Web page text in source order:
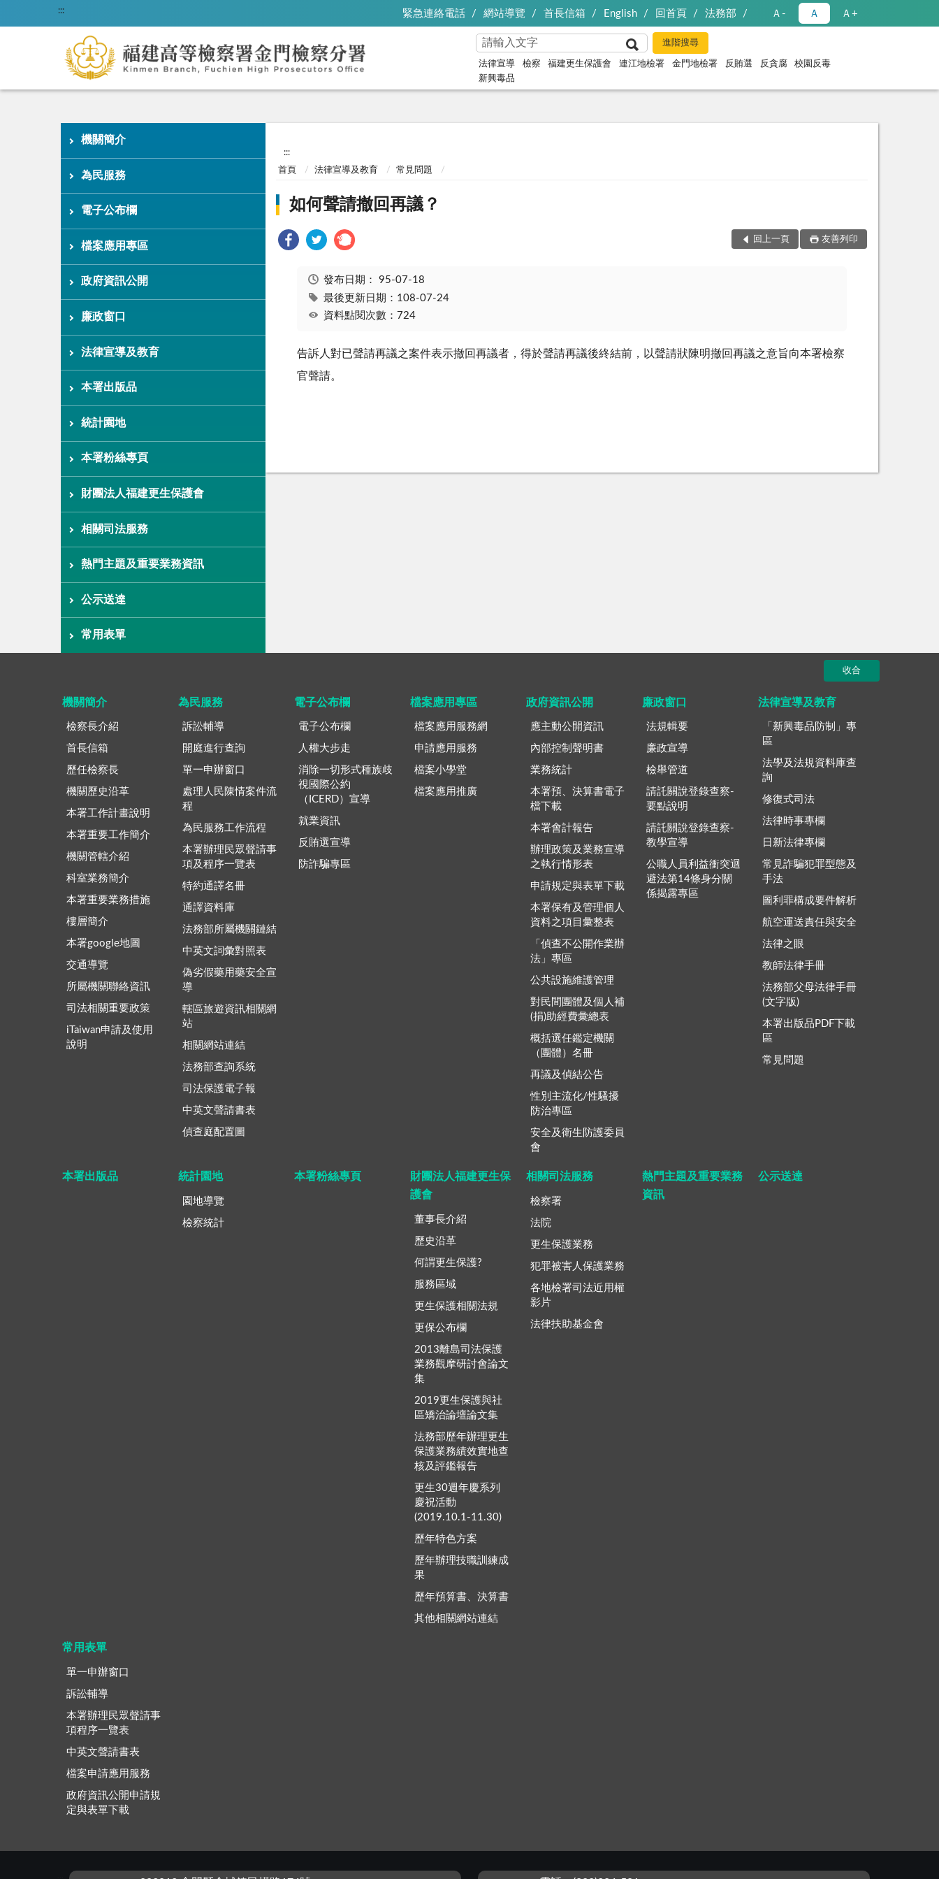
::: 緊急連絡電話 網站導覽 首長信箱 English 回首頁 法務部 Ａ- Ａ Ａ+
法律宣導 檢察 福建更生保護會 連江地檢署 金門地檢署 反賄選 反貪腐
校園反毒
新興毒品
機關簡介
為民服務
電子公布欄
檔案應用專區
政府資訊公開
廉政窗口
法律宣導及教育
本署出版品
統計園地
本署粉絲專頁
財團法人福建更生保護會
相關司法服務
熱門主題及重要業務資訊
公示送達
常用表單
:::
首頁 法律宣導及教育 常見問題
如何聲請撤回再議？
回上一頁 友善列印
發布日期： 95-07-18
最後更新日期：108-07-24
資料點閱次數：724
告訴人對已聲請再議之案件表示撤回再議者，得於聲請再議後終結前，以聲請狀陳明撤回再議之意旨向本署檢察
官聲請。
收合
機關簡介
檢察長介紹
首長信箱
歷任檢察長
機關歷史沿革
本署工作計畫說明
本署重要工作簡介
機關管轄介紹
科室業務簡介
本署重要業務措施
樓層簡介
本署google地圖
交通導覽
所屬機關聯絡資訊
司法相關重要政策
iTaiwan申請及使用
說明
為民服務
訴訟輔導
開庭進行查詢
單一申辦窗口
處理人民陳情案件流
程
為民服務工作流程
本署辦理民眾聲請事
項及程序一覽表
特約通譯名冊
通譯資料庫
法務部所屬機關鏈結
中英文詞彙對照表
偽劣假藥用藥安全宣
導
轄區旅遊資訊相關網
站
相關網站連結
法務部查詢系統
司法保護電子報
中英文聲請書表
偵查庭配置圖
電子公布欄
電子公布欄
人權大步走
消除一切形式種族歧
視國際公約
（ICERD）宣導
就業資訊
反賄選宣導
防詐騙專區
檔案應用專區
檔案應用服務網
申請應用服務
檔案小學堂
檔案應用推廣
政府資訊公開
應主動公開資訊
內部控制聲明書
業務統計
本署預、決算書電子
檔下載
本署會計報告
辦理政策及業務宣導
之執行情形表
申請規定與表單下載
本署保有及管理個人
資料之項目彙整表
「偵查不公開作業辦
法」專區
公共設施維護管理
對民間團體及個人補
(捐)助經費彙總表
概括選任鑑定機關
（團體）名冊
再議及偵結公告
性別主流化/性騷擾
防治專區
安全及衛生防護委員
會
廉政窗口
法規輯要
廉政宣導
檢舉管道
請託關說登錄查察-
要點說明
請託關說登錄查察-
教學宣導
公職人員利益衝突迴
避法第14條身分關
係揭露專區
法律宣導及教育
「新興毒品防制」專
區
法學及法規資料庫查
詢
修復式司法
法律時事專欄
日新法律專欄
常見詐騙犯罪型態及
手法
圖利罪構成要件解析
航空運送責任與安全
法律之眼
教師法律手冊
法務部父母法律手冊
(文字版)
本署出版品PDF下載
區
常見問題
本署出版品 統計園地
園地導覽
檢察統計
本署粉絲專頁
財團法人福建更生保
護會
董事長介紹
歷史沿革
何謂更生保護?
服務區域
更生保護相關法規
更保公布欄
2013離島司法保護
業務觀摩研討會論文
集
2019更生保護與社
區矯治論壇論文集
法務部歷年辦理更生
保護業務績效實地查
核及評鑑報告
更生30週年慶系列
慶祝活動
(2019.10.1-11.30)
歷年特色方案
歷年辦理技職訓練成
果
歷年預算書、決算書
其他相關網站連結
相關司法服務
檢察署
法院
更生保護業務
犯罪被害人保護業務
各地檢署司法近用權
影片
法律扶助基金會
熱門主題及重要業務
資訊
公示送達
常用表單
單一申辦窗口
訴訟輔導
本署辦理民眾聲請事
項程序一覽表
中英文聲請書表
檔案申請應用服務
政府資訊公開申請規
定與表單下載